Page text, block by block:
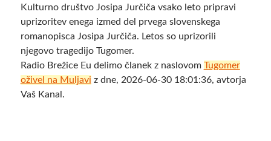
Kulturno društvo Josipa Jurčiča vsako leto pripravi
uprizoritev enega izmed del prvega slovenskega
romanopisca Josipa Jurčiča. Letos so uprizorili
njegovo tragedijo Tugomer.
Radio Brežice Eu delimo članek z naslovom Tugomer
oživel na Muljavi z dne, 2026-06-30 18:01:36, avtorja
Vaš Kanal.